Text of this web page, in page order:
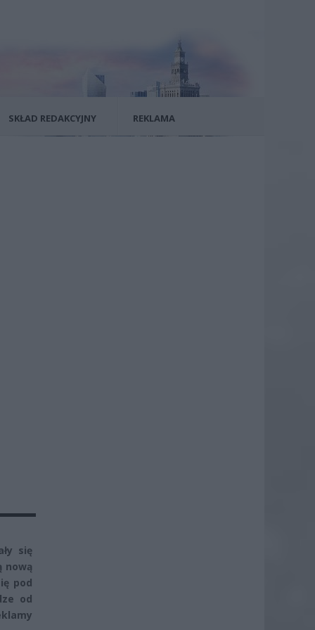
SKŁAD REDAKCYJNY REKLAMA
się
nową
pod
od